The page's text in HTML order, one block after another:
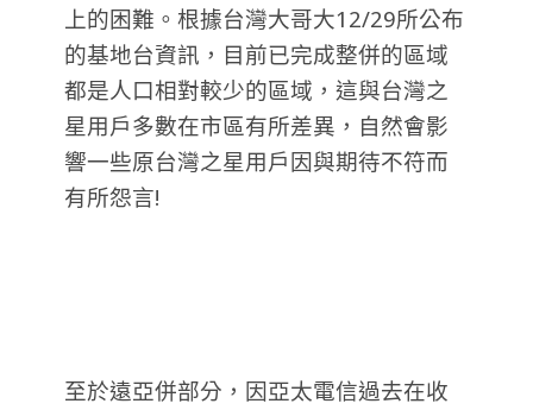
上的困難。根據台灣大哥大12/29所公布
的基地台資訊，目前已完成整併的區域
都是人口相對較少的區域，這與台灣之
星用戶多數在市區有所差異，自然會影
響一些原台灣之星用戶因與期待不符而
有所怨言!
至於遠亞併部分，因亞太電信過去在收